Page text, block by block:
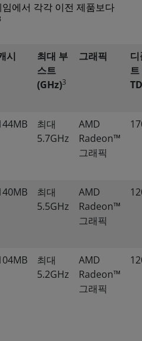
에서 각각 이전 제품보다
시
최대 부
스트
(GHz)3
그래픽
트
최대
5.7GHz
AMD
Radeon™
그래픽
최대
5.5GHz
AMD
Radeon™
그래픽
최대
5.2GHz
AMD
Radeon™
그래픽